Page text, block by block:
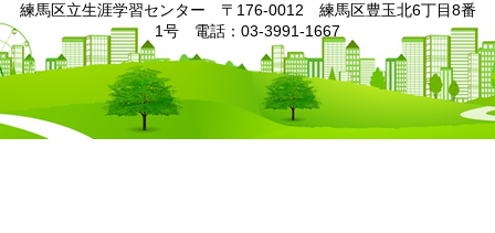
練馬区立生涯学習センター 〒176-0012 練馬区豊玉北6丁目8番
1号 電話：03-3991-1667